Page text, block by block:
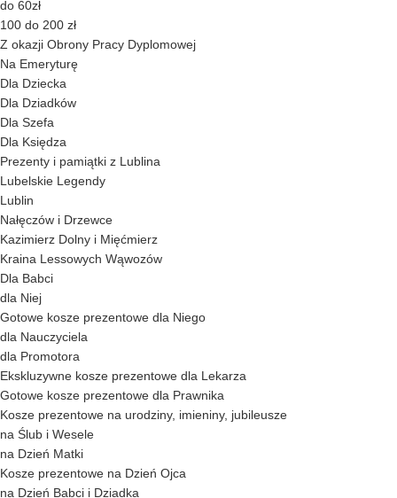
do 60zł
100 do 200 zł
Z okazji Obrony Pracy Dyplomowej
Na Emeryturę
Dla Dziecka
Dla Dziadków
Dla Szefa
Dla Księdza
Prezenty i pamiątki z Lublina
Lubelskie Legendy
Lublin
Nałęczów i Drzewce
Kazimierz Dolny i Mięćmierz
Kraina Lessowych Wąwozów
Dla Babci
dla Niej
Gotowe kosze prezentowe dla Niego
dla Nauczyciela
dla Promotora
Ekskluzywne kosze prezentowe dla Lekarza
Gotowe kosze prezentowe dla Prawnika
Kosze prezentowe na urodziny, imieniny, jubileusze
na Ślub i Wesele
na Dzień Matki
Kosze prezentowe na Dzień Ojca
na Dzień Babci i Dziadka